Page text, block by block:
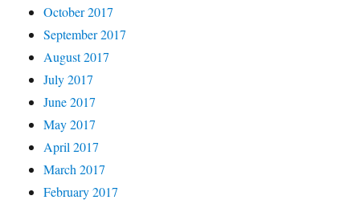
October 2017
September 2017
August 2017
July 2017
June 2017
May 2017
April 2017
March 2017
February 2017